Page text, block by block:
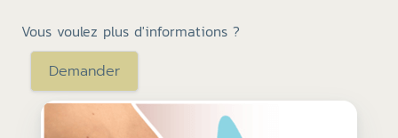
Vous voulez plus d'informations ?
Demander